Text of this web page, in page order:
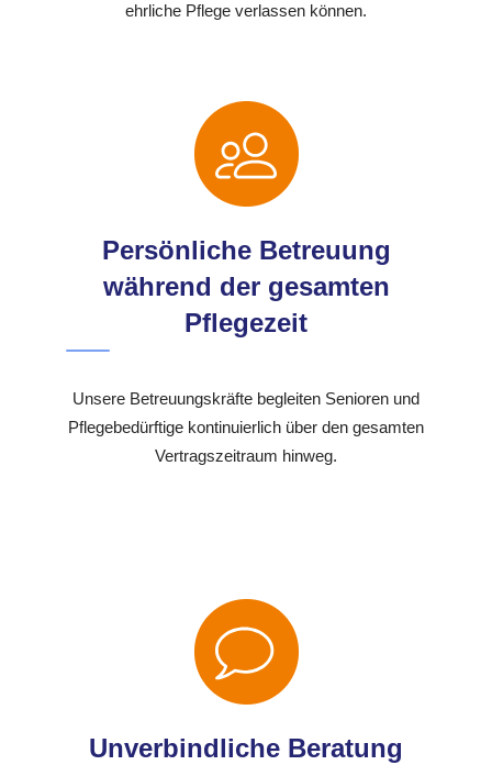
ehrliche Pflege verlassen können.
Persönliche Betreuung
während der gesamten
Pflegezeit
Unsere Betreuungskräfte begleiten Senioren und
Pflegebedürftige kontinuierlich über den gesamten
Vertragszeitraum hinweg.
Unverbindliche Beratung